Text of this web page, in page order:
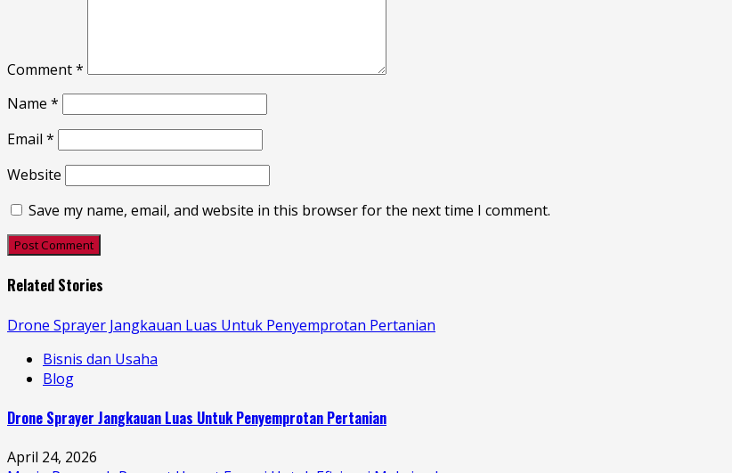
Comment*
Name *
Email *
Website
Save my name, email, and website in this browser for the next time I comment.
Related Stories
Drone Sprayer Jangkauan Luas Untuk Penyemprotan Pertanian
Bisnis dan Usaha
Blog
Drone Sprayer Jangkauan Luas Untuk Penyemprotan Pertanian
April 24, 2026